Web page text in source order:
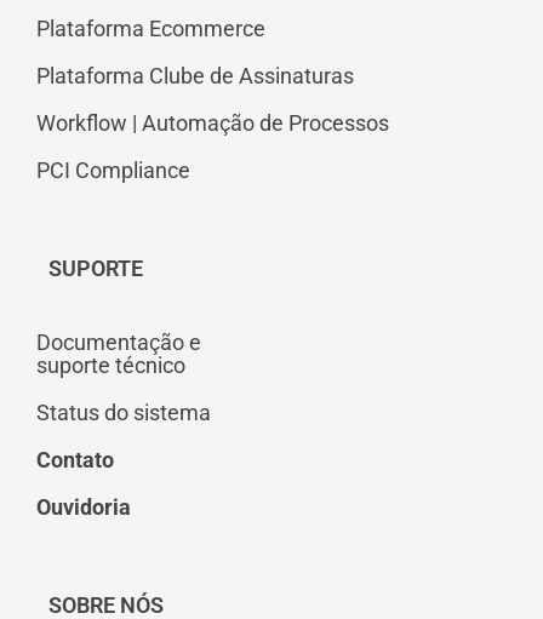
Plataforma Ecommerce
Plataforma Clube de Assinaturas
Workflow | Automação de Processos
PCI Compliance
SUPORTE
Documentação e
suporte técnico
Status do sistema
Contato
Ouvidoria
SOBRE NÓS